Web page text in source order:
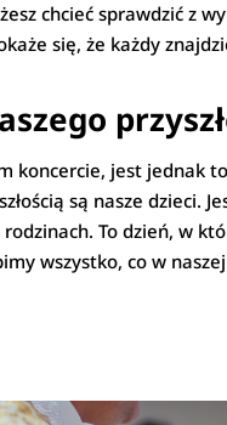
chcieć sprawdzić z
się, że każdy
koncercie, jest jednak
są nasze dzieci.
To dzień, w
wszystko, co w